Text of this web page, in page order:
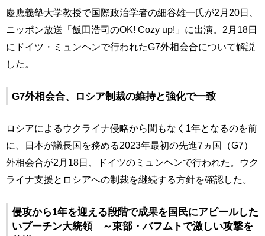
慶應義塾大学教授で国際政治学者の細谷雄一氏が2月20日、
ニッポン放送「飯田浩司のOK! Cozy up!」に出演。2月18日
にドイツ・ミュンヘンで行われたG7外相会合について解説
した。
G7外相会合、ロシア制裁の維持と強化で一致
ロシアによるウクライナ侵略から間もなく1年となるのを前
に、日本が議長国を務める2023年最初の先進7ヵ国（G7）
外相会合が2月18日、ドイツのミュンヘンで行われた。ウク
ライナ支援とロシアへの制裁を継続する方針を確認した。
侵攻から1年を迎える段階で成果を国民にアピールした
いプーチン大統領 ～東部・バフムトで激しい攻撃を